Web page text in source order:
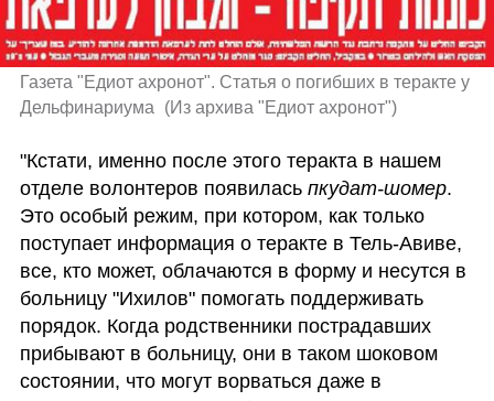
Газета "Едиот ахронот". Статья о погибших в теракте у
Дельфинариума
(Из архива "Едиот ахронот")
"Кстати, именно после этого теракта в нашем
отделе волонтеров появилась пкудат-шомер.
Это особый режим, при котором, как только
поступает информация о теракте в Тель-Авиве,
все, кто может, облачаются в форму и несутся в
больницу "Ихилов" помогать поддерживать
порядок. Когда родственники пострадавших
прибывают в больницу, они в таком шоковом
состоянии, что могут ворваться даже в